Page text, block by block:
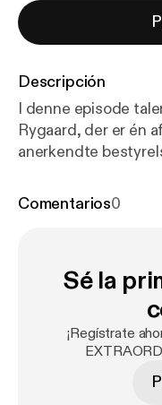
Descripción
I denne episode
Rygaard, der er én
anerkendte
bestyrelsesformand
podcasten taler
kræver at sidde i en
Hvad kan man
virksomhed og
fortæller også om
Comentarios0
Sé la
¡Regístrate